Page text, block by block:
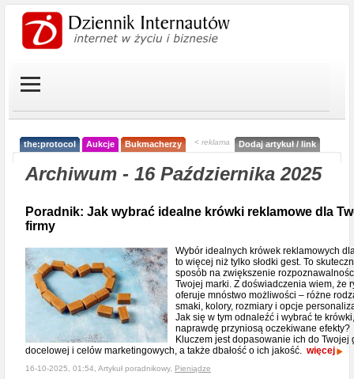
the:protocol Aukcje Bukmacherzy < reklama Dodaj artykuł / link
Archiwum - 16 Października 2025
Poradnik: Jak wybrać idealne krówki reklamowe dla
firmy
Wybór idealnych krówek reklamowych
to więcej niż tylko słodki gest. To
sposób na zwiększenie
Twojej marki. Z doświadczenia wiem, że
oferuje mnóstwo możliwości – różne
smaki, kolory, rozmiary i opcje
Jak się w tym odnaleźć i wybrać te
naprawdę przyniosą oczekiwane efekty?
Kluczem jest dopasowanie ich do Twojej
docelowej i celów marketingowych, a także dbałość o ich jakość. więcej
16-10-2025, 01:54, Artykuł poradnikowy, Pieniądze